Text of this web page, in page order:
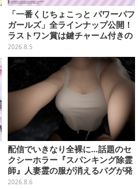
「一番くじちょこっと パワーパフ
ガールズ」全ラインナップ公開！
ラストワン賞は鍵チャーム付きの
シール帳スペシャルセットを用意
2026.8.5
配信でいきなり全裸に…話題のセ
クシーホラー『スパンキング除霊
師』人妻霊の服が消えるバグが発
生。「丸裸になる現象を泣きなが
2026.8.6